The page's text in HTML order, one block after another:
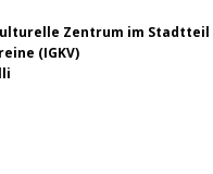
Zentrum im Stadtteil
(IGKV)